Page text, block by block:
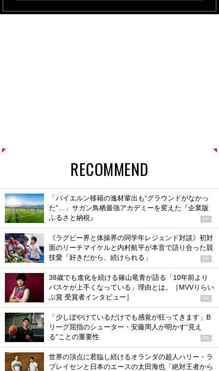
RECOMMEND
「バイエルン移籍の逸材輩出も“グラウンドがなかっ
た”…」サガン鳥栖最強アカデミーを変えた『企業版
ふるさと納税』
PR
《ラグビー界と体操界の同学年レジェンド対談》初対
面のリーチマイケルと内村航平が本音で語り合った競
技愛「好きだから、続けられる」
PR
38歳でも進化を続ける篠山竜青が語る「10年前より
バスケが上手くなっている」理由とは。［MVVりらい
ぶ賞 受賞者インタビュー］
PR
「少しぼやけているだけでも感覚が狂ってきます」B
リーグ屈指のシューター・安藤周人が明かす“見え
る”ことの重要性
PR
世界の頂点に君臨し続けるオランダの超人ハリー・ラ
ブレイセンと日本のエースの太田海也「絶対王者から